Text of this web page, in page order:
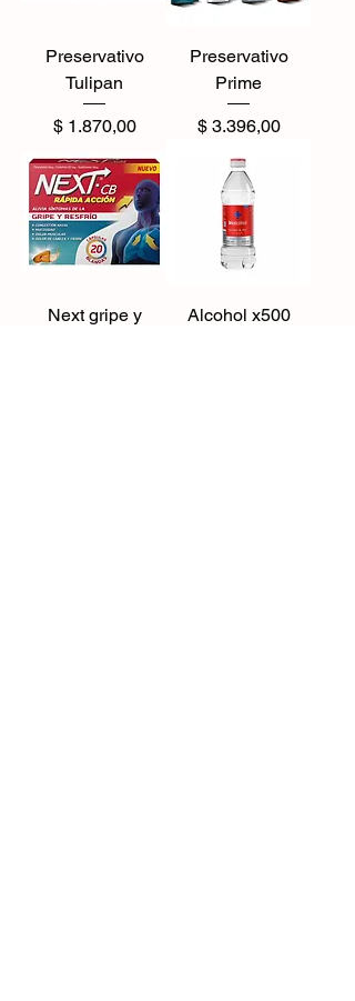
Preservativo
Tulipan
Precio
$ 1.870,00
Preservativo
Prime
Precio
$ 3.396,00
Next gripe y
Alcohol x500